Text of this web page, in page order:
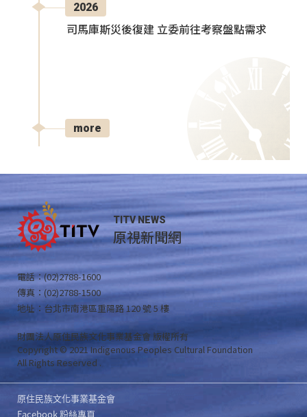
2026
司馬庫斯災後復建 立委前往考察盤點需求
more
TITV NEWS
原視新聞網
電話：(02)2788-1600
傳真：(02)2788-1500
地址：台北市南港區重陽路 120 號 5 樓
財團法人原住民族文化事業基金會 版權所有
Copyright © 2021 Indigenous Peoples Cultural Foundation
All Rights Reserved .
原住民族文化事業基金會
Facebook 粉絲專頁